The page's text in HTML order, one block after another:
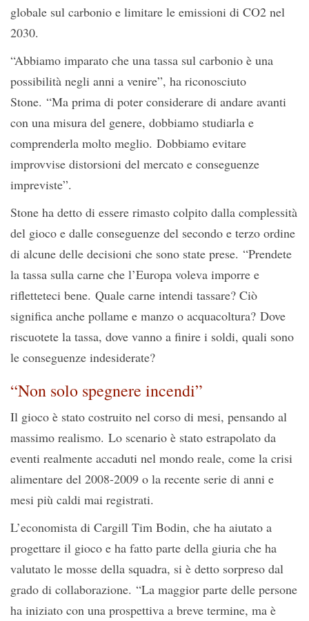
globale sul carbonio e limitare le emissioni di CO2 nel
2030.
“Abbiamo imparato che una tassa sul carbonio è una
possibilità negli anni a venire”, ha riconosciuto
Stone. “Ma prima di poter considerare di andare avanti
con una misura del genere, dobbiamo studiarla e
comprenderla molto meglio. Dobbiamo evitare
improvvise distorsioni del mercato e conseguenze
impreviste”.
Stone ha detto di essere rimasto colpito dalla complessità
del gioco e dalle conseguenze del secondo e terzo ordine
di alcune delle decisioni che sono state prese. “Prendete
la tassa sulla carne che l’Europa voleva imporre e
rifletteteci bene. Quale carne intendi tassare? Ciò
significa anche pollame e manzo o acquacoltura? Dove
riscuotete la tassa, dove vanno a finire i soldi, quali sono
le conseguenze indesiderate?
“Non solo spegnere incendi”
Il gioco è stato costruito nel corso di mesi, pensando al
massimo realismo. Lo scenario è stato estrapolato da
eventi realmente accaduti nel mondo reale, come la crisi
alimentare del 2008-2009 o la recente serie di anni e
mesi più caldi mai registrati.
L’economista di Cargill Tim Bodin, che ha aiutato a
progettare il gioco e ha fatto parte della giuria che ha
valutato le mosse della squadra, si è detto sorpreso dal
grado di collaborazione. “La maggior parte delle persone
ha iniziato con una prospettiva a breve termine, ma è